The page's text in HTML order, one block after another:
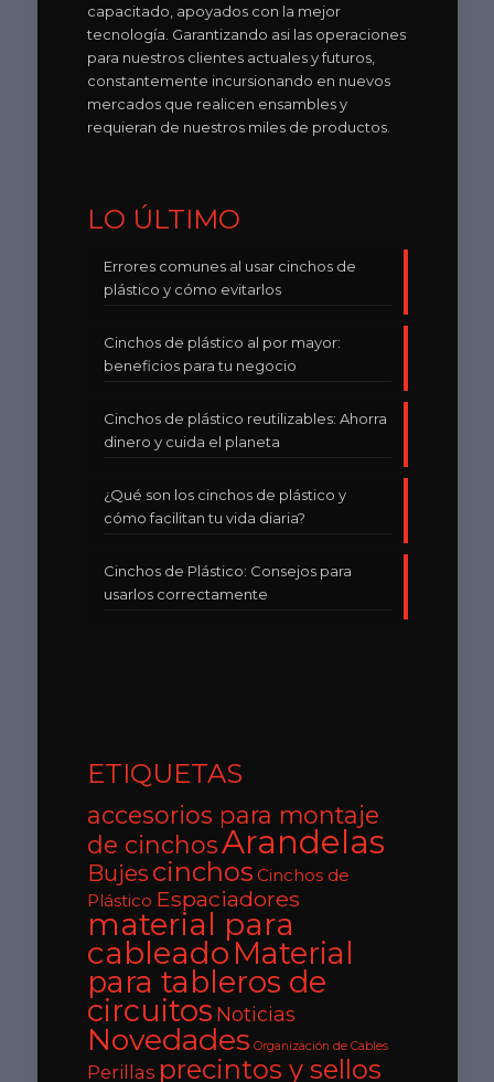
capacitado, apoyados con la mejor
tecnología. Garantizando asi las operaciones
para nuestros clientes actuales y futuros,
constantemente incursionando en nuevos
mercados que realicen ensambles y
requieran de nuestros miles de productos.
LO ÚLTIMO
Errores comunes al usar cinchos de
plástico y cómo evitarlos
Cinchos de plástico al por mayor:
beneficios para tu negocio
Cinchos de plástico reutilizables: Ahorra
dinero y cuida el planeta
¿Qué son los cinchos de plástico y
cómo facilitan tu vida diaria?
Cinchos de Plástico: Consejos para
usarlos correctamente
ETIQUETAS
accesorios para montaje
de cinchosArandelas
Bujes cinchos Cinchos de
Plástico Espaciadores
material para
cableadoMaterial
para tableros de
circuitos Noticias
Novedades Organización de Cables
Perillas precintos y sellos